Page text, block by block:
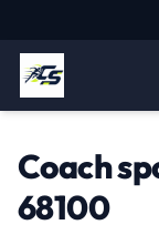
Coach
68100